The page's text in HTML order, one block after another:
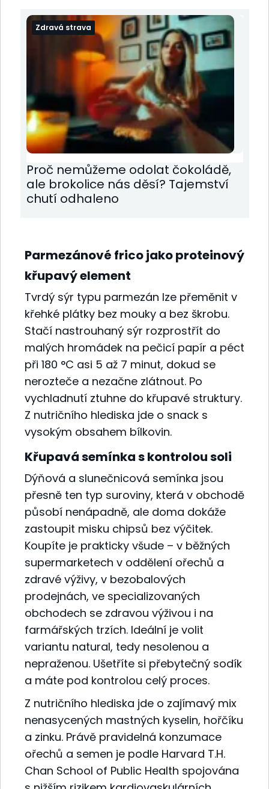
Zdravá strava
Proč nemůžeme odolat čokoládě,
ale brokolice nás děsí? Tajemství
chutí odhaleno
Parmezánové frico jako proteinový
křupavý element
Tvrdý sýr typu parmezán lze přeměnit v
křehké plátky bez mouky a bez škrobu.
Stačí nastrouhaný sýr rozprostřít do
malých hromádek na pečicí papír a péct
při 180 °C asi 5 až 7 minut, dokud se
nerozteče a nezačne zlátnout. Po
vychladnutí ztuhne do křupavé struktury.
Z nutričního hlediska jde o snack s
vysokým obsahem bílkovin.
Křupavá semínka s kontrolou soli
Dýňová a slunečnicová semínka jsou
přesně ten typ suroviny, která v obchodě
působí nenápadně, ale doma dokáže
zastoupit misku chipsů bez výčitek.
Koupíte je prakticky všude – v běžných
supermarketech v oddělení ořechů a
zdravé výživy, v bezobalových
prodejnách, ve specializovaných
obchodech se zdravou výživou i na
farmářských trzích. Ideální je volit
variantu natural, tedy nesolenou a
nepraženou. Ušetříte si přebytečný sodík
a máte pod kontrolou celý proces.
Z nutričního hlediska jde o zajímavý mix
nenasycených mastných kyselin, hořčíku
a zinku. Právě pravidelná konzumace
ořechů a semen je podle Harvard T.H.
Chan School of Public Health spojována